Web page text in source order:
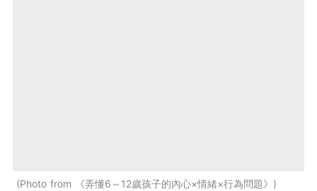
Photo from 《弄懂6～12歲孩子的內心×情緒×行為問題》